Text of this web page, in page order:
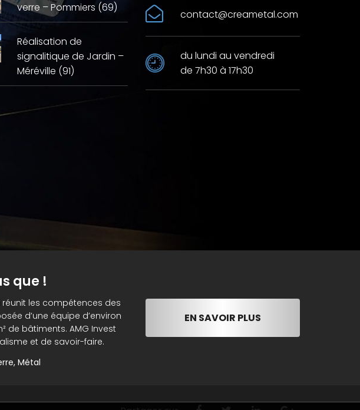
verre – Pommiers (69)
Réalisation de
signalitique de Jardin –
Méréville (91)
contact@creametal.com
du lundi au vendredi
de 7h30 à 17h30
que !
les compétences des
d’une équipe d’environ
de bâtiments. AMG Invest
et de savoir-faire.
Métal
EN SAVOIR PLUS